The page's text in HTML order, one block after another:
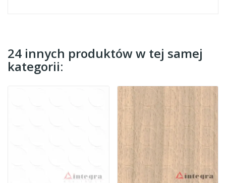
24 innych produktów w tej samej
kategorii: